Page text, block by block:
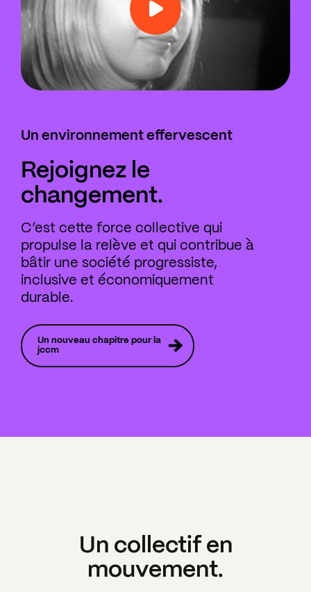
Un environnement effervescent
Rejoignez le
changement.
C’est cette force collective qui
propulse la relève et qui contribue à
bâtir une société progressiste,
inclusive et économiquement
durable.
Un nouveau chapitre pour la
jccm
Un collectif en
mouvement.